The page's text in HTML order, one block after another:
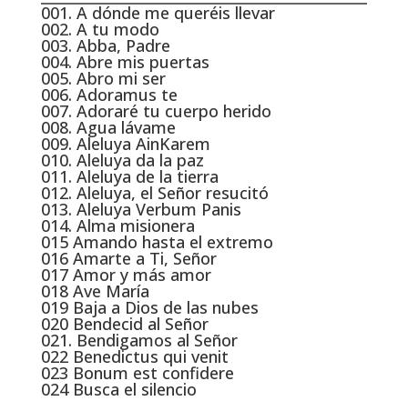
001. A dónde me queréis llevar
002. A tu modo
003. Abba, Padre
004. Abre mis puertas
005. Abro mi ser
006. Adoramus te
007. Adoraré tu cuerpo herido
008. Agua lávame
009. Aleluya AinKarem
010. Aleluya da la paz
011. Aleluya de la tierra
012. Aleluya, el Señor resucitó
013. Aleluya Verbum Panis
014. Alma misionera
015 Amando hasta el extremo
016 Amarte a Ti, Señor
017 Amor y más amor
018 Ave María
019 Baja a Dios de las nubes
020 Bendecid al Señor
021. Bendigamos al Señor
022 Benedictus qui venit
023 Bonum est confidere
024 Busca el silencio